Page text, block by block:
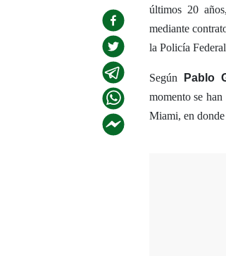
últimos 20
mediante
la Policía
Según Pablo
momento se
Miami, en donde